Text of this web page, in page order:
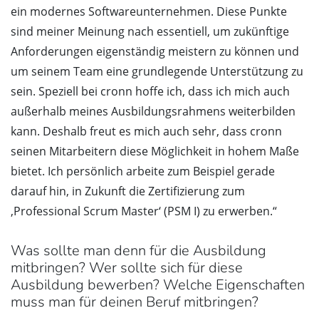
ein modernes Softwareunternehmen. Diese Punkte
sind meiner Meinung nach essentiell, um zukünftige
Anforderungen eigenständig meistern zu können und
um seinem Team eine grundlegende Unterstützung zu
sein. Speziell bei cronn hoffe ich, dass ich mich auch
außerhalb meines Ausbildungsrahmens weiterbilden
kann. Deshalb freut es mich auch sehr, dass cronn
seinen Mitarbeitern diese Möglichkeit in hohem Maße
bietet. Ich persönlich arbeite zum Beispiel gerade
darauf hin, in Zukunft die Zertifizierung zum
‚Professional Scrum Master‘ (PSM I) zu erwerben.“
Was sollte man denn für die Ausbildung
mitbringen? Wer sollte sich für diese
Ausbildung bewerben? Welche Eigenschaften
muss man für deinen Beruf mitbringen?